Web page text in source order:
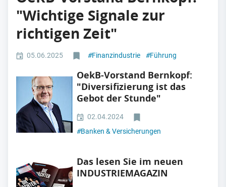
"Wichtige Signale zur
richtigen Zeit"
05.06.2025 #Finanzindustrie #Führung
OekB-Vorstand Bernkopf:
"Diversifizierung ist das
Gebot der Stunde"
02.04.2024
#Banken & Versicherungen
Das lesen Sie im neuen
INDUSTRIEMAGAZIN